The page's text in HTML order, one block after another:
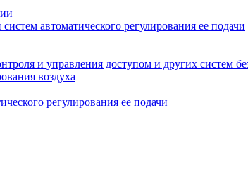
автоматического регулирования ее подачи
и управления доступом и других систем
воздуха
регулирования ее подачи